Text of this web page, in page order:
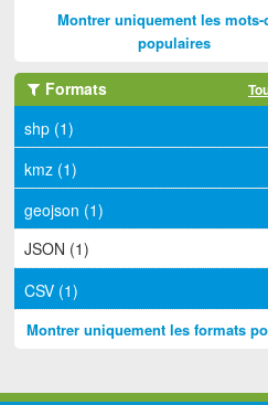
Montrer uniquement les mots-
populaires
Formats
shp (1)
kmz (1)
geojson (1)
JSON (1)
CSV (1)
Montrer uniquement les formats